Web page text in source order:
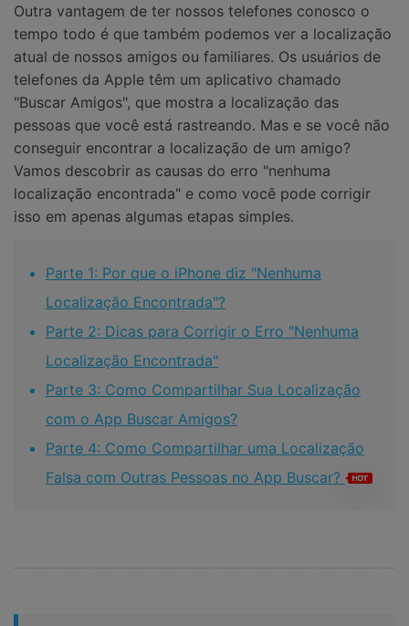
Outra vantagem de ter nossos telefones conosco o
tempo todo é que também podemos ver a localização
atual de nossos amigos ou familiares. Os usuários de
telefones da Apple têm um aplicativo chamado
"Buscar Amigos", que mostra a localização das
pessoas que você está rastreando. Mas e se você não
conseguir encontrar a localização de um amigo?
Vamos descobrir as causas do erro "nenhuma
localização encontrada" e como você pode corrigir
isso em apenas algumas etapas simples.
Parte 1: Por que o iPhone diz "Nenhuma
Localização Encontrada"?
Parte 2: Dicas para Corrigir o Erro "Nenhuma
Localização Encontrada"
Parte 3: Como Compartilhar Sua Localização
com o App Buscar Amigos?
Parte 4: Como Compartilhar uma Localização
Falsa com Outras Pessoas no App Buscar?